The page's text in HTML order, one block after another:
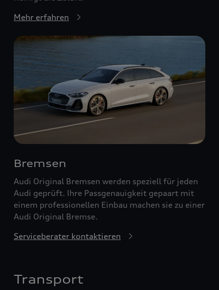
Mehr erfahren
Bremsen
Audi Original Bremsen werden speziell für jeden
Audi geprüft. Ihre Passgenauigkeit gepaart mit
einem professionellen Einbau machen sie zu einer
Audi Original Bremse.
Serviceberater kontaktieren
Transport